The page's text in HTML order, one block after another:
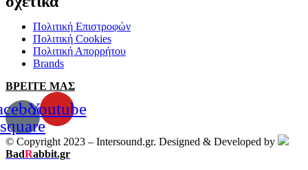
Πολιτική Επιστροφών
Πολιτική Cookies
Πολιτική Απορρήτου
Brands
ΒΡΕΙΤΕ ΜΑΣ
square
Youtube
© Copyright 2023 – Intersound.gr. Designed & Developed by
BadRabbit.gr